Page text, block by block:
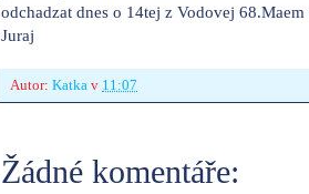
odchadzat dnes o 14tej z Vodovej 68.Maem
Juraj
Autor: Katka v 11:07
Žádné komentáře: